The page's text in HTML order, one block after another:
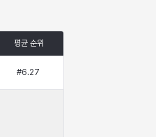
평균 순위
#6.27